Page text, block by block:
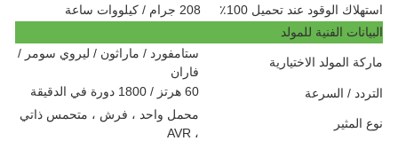
استهلاك الوقود عند تحميل 100٪
208 جرام / كيلووات ساعة
البيانات الفنية للمولد
ماركة المولد الاختيارية
ستامفورد / ماراثون / ليروي سومر /
فاران
التردد / السرعة
60 هرتز / 1800 دورة في الدقيقة
نوع المثير
محمل واحد ، فرش ، متحمس ذاتي
، AVR